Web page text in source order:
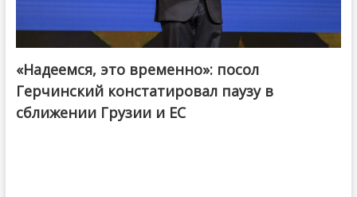
«Надеемся, это временно»: посол
Герчинский констатировал паузу в
сближении Грузии и ЕС